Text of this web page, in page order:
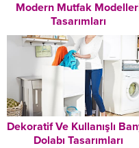
Modern Mutfak
Tasarımları
Dekoratif Ve Kullanışlı
Dolabı Tasarımları